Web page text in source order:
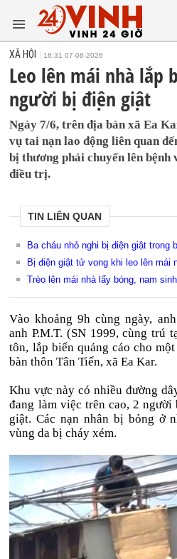
XÃ HỘI 16:31 07-06-2026
Leo lên mái nhà lắp
người bị điện giật
Ngày 7/6, trên địa bàn xã Ea
vụ tai nạn lao động liên quan
bị thương phải chuyển lên bệnh
điều trị.
TIN LIÊN QUAN
Ba cháu nhỏ nghi bị điện giật trong
Bị điện giật tử vong khi leo lên mái
Trèo lên mái nhà lấy bóng, nam
Vào khoảng 9h cùng ngày,
anh P.M.T. (SN 1999, cùng trú
tôn, lắp biển quảng cáo cho
bàn thôn Tân Tiến, xã Ea Kar.
Khu vực này có nhiều đường
đang làm việc trên cao, 2
giật. Các nạn nhân bị bỏng ở
vùng da bị cháy xém.